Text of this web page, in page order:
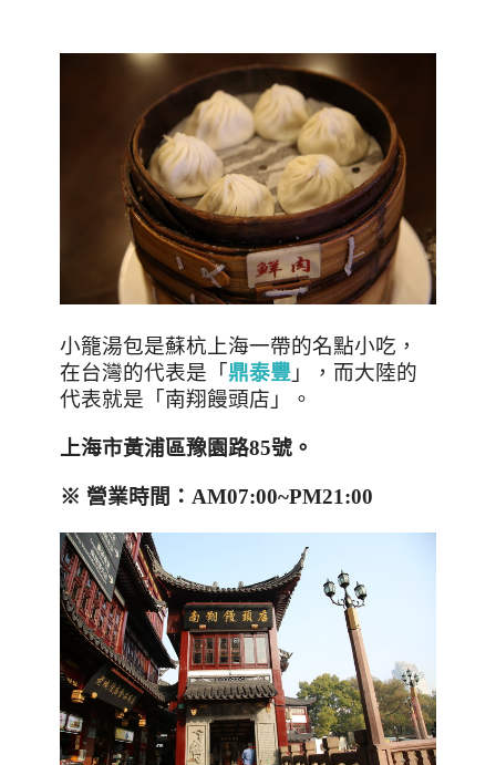
小籠湯包是蘇杭上海一帶的名點小吃，
在台灣的代表是「 鼎泰豐 」，而大陸的
代表就是「南翔饅頭店」。
上海市黃浦區豫園路85號 。
※ 營業時間： AM07:00~PM21:00